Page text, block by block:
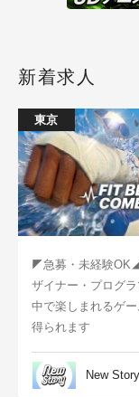
新着求人
東京
◤急募・未経験
ザイナー・プログ
中で楽しまれるゲ
得られます
New Story